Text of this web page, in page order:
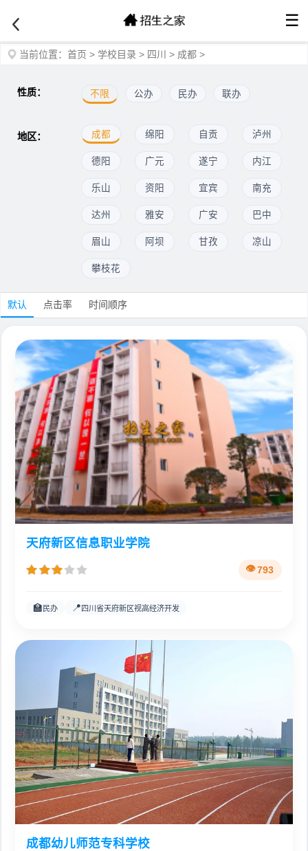
☰
当前位置： 首页 > 学校目录 > 四川 > 成都 >
性质： 不限 公办 民办 联办
地区： 成都 绵阳 自贡 泸州
德阳 广元 遂宁 内江
乐山 资阳 宜宾 南充
达州 雅安 广安 巴中
眉山 阿坝 甘孜 凉山
攀枝花
默认 点击率 时间顺序
天府新区信息职业学院
793
🏫 民办 📍四川省天府新区视高经济开发
成都幼儿师范专科学校